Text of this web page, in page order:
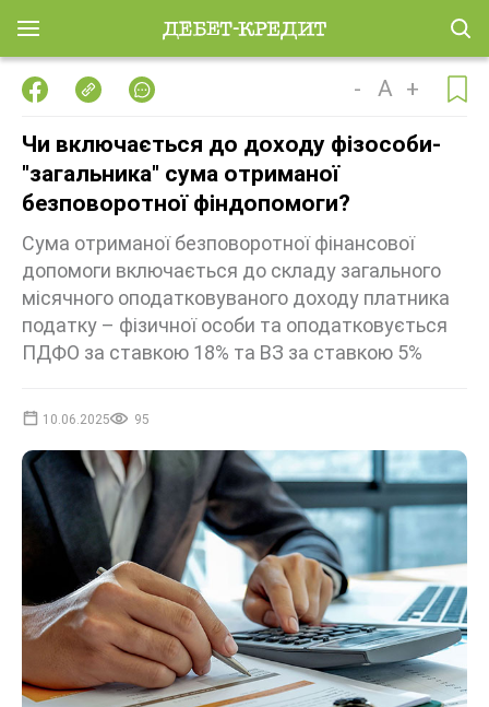
- A +
Чи включається до доходу фізособи-
"загальника" сума отриманої
безповоротної фіндопомоги?
Cума отриманої безповоротної фінансової
допомоги включається до складу загального
місячного оподатковуваного доходу платника
податку – фізичної особи та оподатковується
ПДФО за ставкою 18% та ВЗ за ставкою 5%
10.06.2025 95